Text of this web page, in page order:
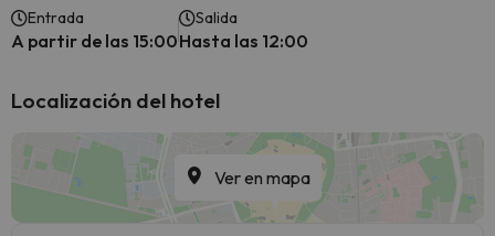
Entrada
A partir de las 15:00
Salida
Hasta las 12:00
Localización del hotel
Ver en mapa